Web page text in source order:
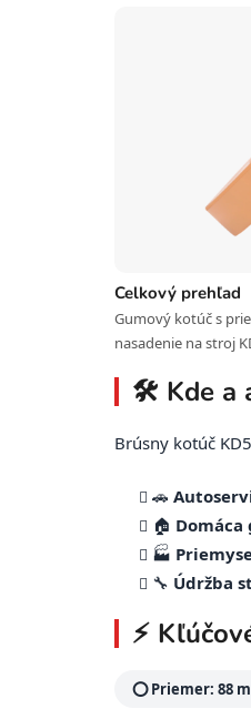
Celkový prehľad
Gumový kotúč s
nasadenie na stroj
🛠️ Kde a
Brúsny kotúč
🚗
🏠 Domáca
🏭
🔧 Údržba
⚡
⭕ Priemer: 88